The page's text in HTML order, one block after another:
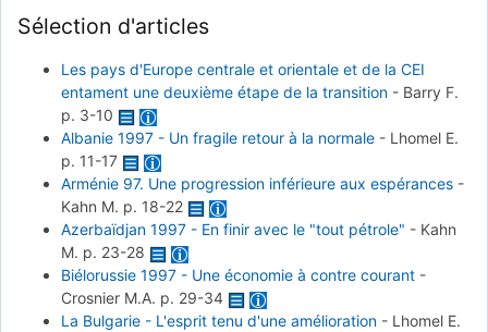
Sélection d'articles
Les pays d'Europe centrale et orientale et de la CEI
entament une deuxième étape de la transition - Barry F.
p. 3-10
Albanie 1997 - Un fragile retour à la normale - Lhomel E.
p. 11-17
Arménie 97. Une progression inférieure aux espérances -
Kahn M. p. 18-22
Azerbaïdjan 1997 - En finir avec le "tout pétrole" - Kahn
M. p. 23-28
Biélorussie 1997 - Une économie à contre courant -
Crosnier M.A. p. 29-34
La Bulgarie - L'esprit tenu d'une amélioration - Lhomel E.